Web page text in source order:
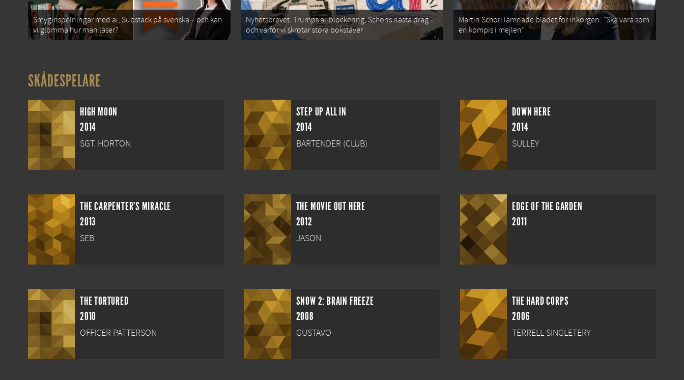
Smyginspelningar med ai, Substack på svenska – och kan
vi glömma hur man läser?
Nyhetsbrevet: Trumps ai-blockering, Schoris nästa drag –
och varför vi skrotar stora bokstäver
Martin Schori lämnade bladet för inkorgen: ”Ska vara som
en kompis i mejlen”
SKÅDESPELARE
HIGH MOON
2014
SGT. HORTON
STEP UP ALL IN
2014
BARTENDER (CLUB)
DOWN HERE
2014
SULLEY
THE CARPENTER'S MIRACLE
2013
SEB
THE MOVIE OUT HERE
2012
JASON
EDGE OF THE GARDEN
2011
THE TORTURED
2010
OFFICER PATTERSON
SNOW 2: BRAIN FREEZE
2008
GUSTAVO
THE HARD CORPS
2006
TERRELL SINGLETERY